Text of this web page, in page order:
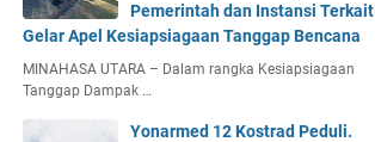
Pemerintah dan Instansi Terkait
Gelar Apel Kesiapsiagaan Tanggap Bencana
MINAHASA UTARA – Dalam rangka Kesiapsiagaan
Tanggap Dampak …
Yonarmed 12 Kostrad Peduli.